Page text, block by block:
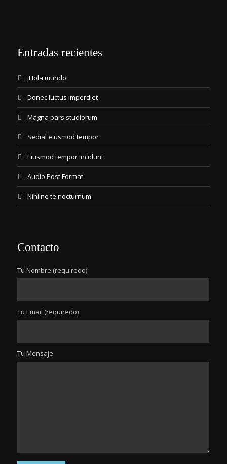
Entradas recientes
¡Hola mundo!
Donec luctus imperdiet
Magna pars studiorum
Sedial eiusmod tempor
Eiusmod tempor incidunt
Audio Post Format
Nihilne te nocturnum
Contacto
Tu Nombre (requiredo)
Tu Email (requiredo)
Tu Mensaje